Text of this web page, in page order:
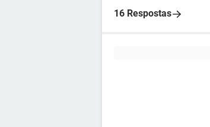
16 Respostas